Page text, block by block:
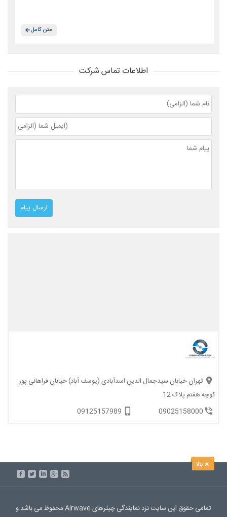
متن کامل
اطلاعات تماس شرکت
تهران خیابان سیدجمال الدین اسدآبادی (یوسف آباد) خیابان فراهانی پور
کوچه هفتم پلاک 12
09025158000
09125157989
تمامی حقوق این سایت نزد نمایندگی چیلرهای Airwave محفوظ می باشد و